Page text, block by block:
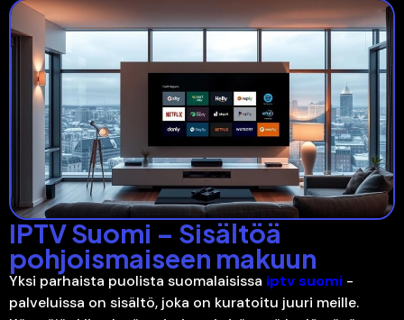
IPTV Suomi – Sisältöä
pohjoismaiseen makuun
Yksi parhaista puolista suomalaisissa iptv suomi -
palveluissa on sisältö, joka on kuratoitu juuri meille.